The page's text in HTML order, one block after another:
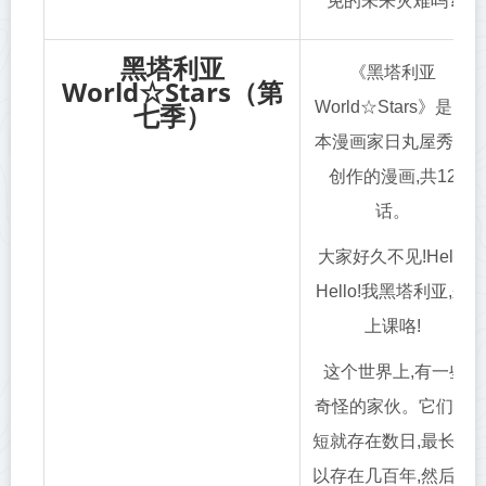
黑塔利亚
World☆Stars（第
七季）
《黑塔利亚
World☆Stars》是日
本漫画家日丸屋秀和
创作的漫画,共12
话。
大家好久不见!Hello
Hello!我黑塔利亚,来
上课咯!
这个世界上,有一些
奇怪的家伙。它们最
短就存在数日,最长可
以存在几百年,然后又